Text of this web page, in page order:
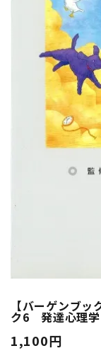
【バーゲンブ
ク6 発達心理学
1,100円